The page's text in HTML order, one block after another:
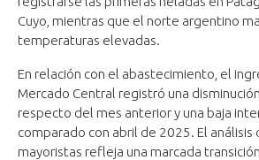
Cuyo, mientras que el norte argentino
temperaturas elevadas.
En relación con el abastecimiento, el
Mercado Central registró una
respecto del mes anterior y una baja
comparado con abril de 2025. El análisis
mayoristas refleja una marcada